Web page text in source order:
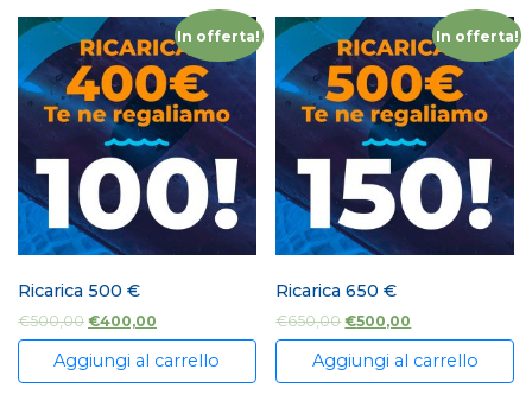
In offerta!
Ricarica 500 €
€500,00 €400,00
Aggiungi al carrello
In offerta!
Ricarica 650 €
€650,00 €500,00
Aggiungi al carrello